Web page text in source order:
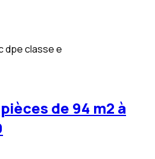
dpe classe e
de 94 m2 à